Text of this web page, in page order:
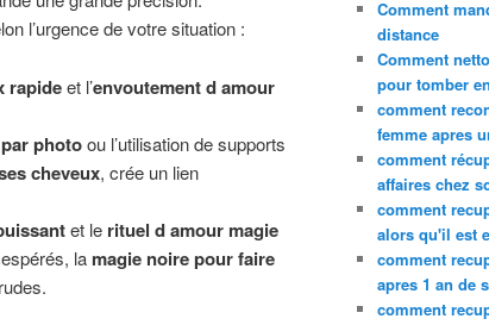
l’urgence de votre situation :
rapideet l’envoutement d amour
photoou l’utilisation de supports
cheveux, crée un lien
et le rituel d amour magie
la magie noire pour faire
Comment
distance
Comment
pour tomber
comment
femme apres
comment
affaires chez
comment
alors qu'il est
comment
apres 1 an de
comment